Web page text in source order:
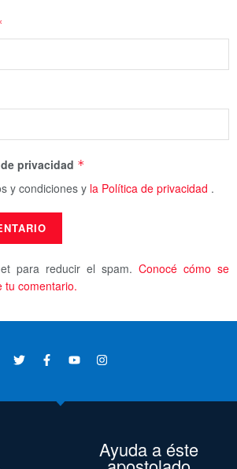
privacidad *
y condiciones y la Política de privacidad .
para reducir el spam. Conocé cómo se
tu comentario.
Ayuda a éste